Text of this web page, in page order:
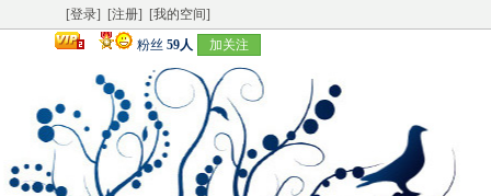
[登录] [注册]
[我的空间]
粉丝 59人 加关注